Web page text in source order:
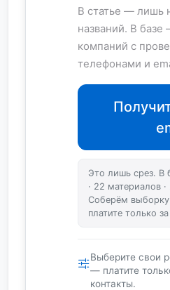
В статье — лишь
названий. В базе
компаний с
телефонами и
Это лишь срез. В
· 22 материалов
Соберём
платите только
Выберите свои
— платите
контакты.